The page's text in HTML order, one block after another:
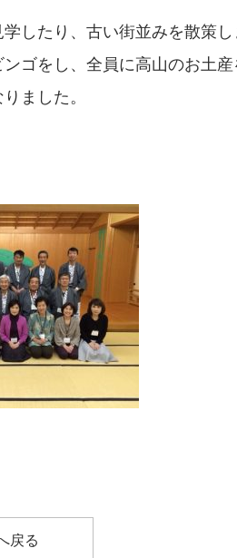
したり、古い街並みを散策
ゴをし、全員に高山のお土
ました。
戻る